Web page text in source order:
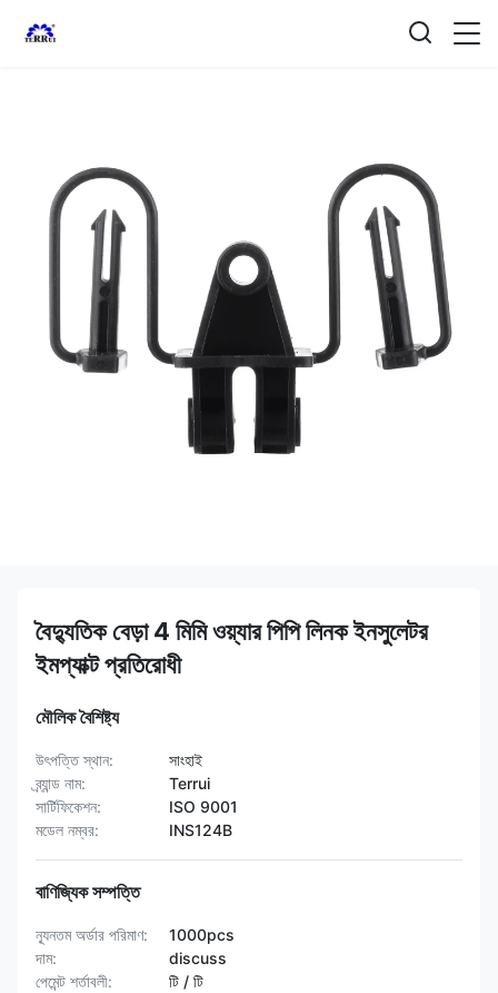
বৈদ্যুতিক বেড়া 4 মিমি ওয়্যার পিপি লিনক ইনসুলেটর
ইমপ্যাক্ট প্রতিরোধী
মৌলিক বৈশিষ্ট্য
উৎপত্তি স্থান:
সাংহাই
ব্র্যান্ড নাম:
Terrui
সার্টিফিকেশন:
ISO 9001
মডেল নম্বর:
INS124B
বাণিজ্যিক সম্পত্তি
ন্যূনতম অর্ডার পরিমাণ:
1000pcs
দাম:
discuss
পেমেন্ট শর্তাবলী:
টি / টি